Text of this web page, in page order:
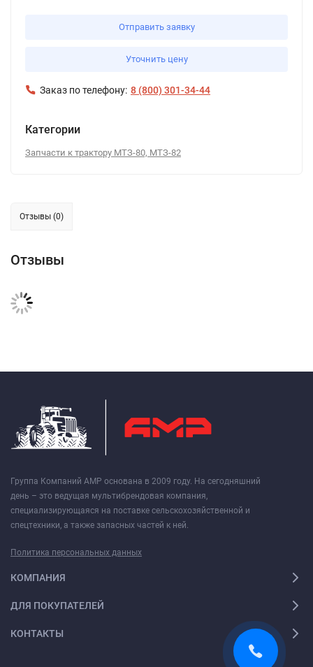
Отправить заявку
Уточнить цену
Заказ по телефону: 8 (800) 301-34-44
Категории
Запчасти к трактору МТЗ-80, МТЗ-82
Отзывы (0)
Отзывы
Группа Компаний АМР основана в 2009 году. На сегодняшний
день – это ведущая мультибрендовая компания,
специализирующаяся на поставке сельскохозяйственной и
спецтехники, а также запасных частей к ней.
Политика персональных данных
КОМПАНИЯ
ДЛЯ ПОКУПАТЕЛЕЙ
КОНТАКТЫ